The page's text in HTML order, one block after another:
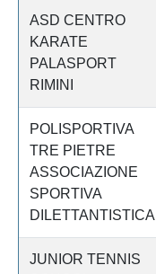
ASD CENTRO
KARATE
PALASPORT
RIMINI
POLISPORTIVA
TRE PIETRE
ASSOCIAZIONE
SPORTIVA
DILETTANTISTICA
JUNIOR TENNIS